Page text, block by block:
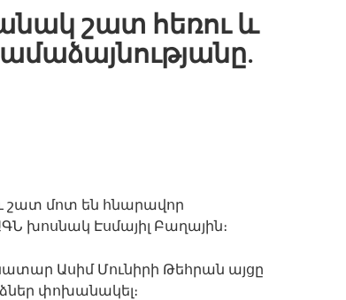
շատ հեռու և
շատ մոտ են հնարավոր
խոսնակ Էսմայիլ Բաղային։
Ասիմ Մունիրի Թեհրան այցը
փոխանակել։